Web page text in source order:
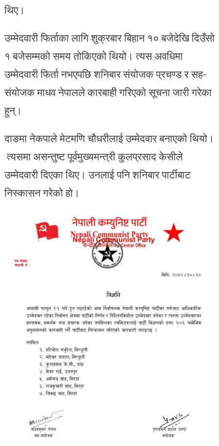
थिए।
उम्मेदवारी फिर्ताका लागि शुक्रबार बिहान १० बजेदेखि दिउँसो
१ बजेसम्मको समय तोकिएको थियो। त्यस अवधिमा
उम्मेदवारी फिर्ता नभएपछि शनिबार संयोजक प्रचण्ड र सह-
संयोजक माधव नेपालले कारबाही गरिएको सूचना जारी गरेका
हुन्।
दाङमा नेकपाले मेटमणि चौधरीलाई उम्मेदवार बनाएको थियो।
त्यसमा असन्तुष्ट पूर्वमुख्यमन्त्री कुलप्रसाद केसीले
उम्मेदवारी दिएका थिए। उनलाई पनि शनिबार पार्टीबाट
निस्कासन गरेको हो।